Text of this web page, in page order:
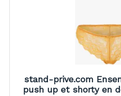
stand-prive.com
push up et shorty en